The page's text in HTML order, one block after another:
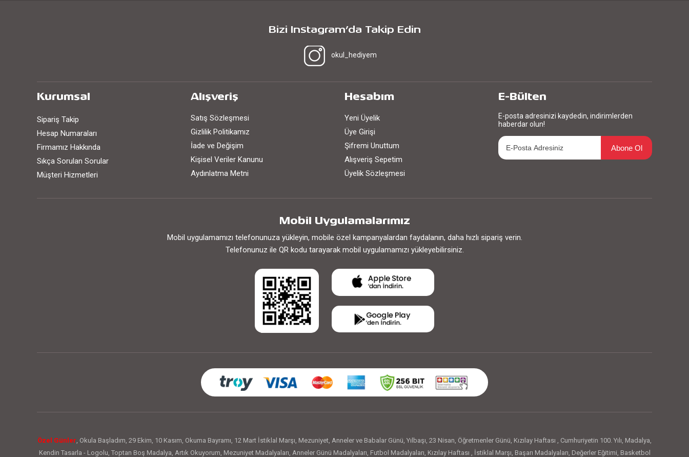
Bizi Instagram’da Takip Edin
okul_hediyem
Kurumsal
Sipariş Takip
Hesap Numaraları
Firmamız Hakkında
Sıkça Sorulan Sorular
Müşteri Hizmetleri
Alışveriş
Satış Sözleşmesi
Gizlilik Politikamız
İade ve Değişim
Kişisel Veriler Kanunu
Aydınlatma Metni
Hesabım
Yeni Üyelik
Üye Girişi
Şifremi Unuttum
Alışveriş Sepetim
Üyelik Sözleşmesi
E-Bülten
E-posta adresinizi kaydedin, indirimlerden
haberdar olun!
Abone Ol
Mobil Uygulamalarımız
Mobil uygulamamızı telefonunuza yükleyin, mobile özel kampanyalardan faydalanın, daha hızlı sipariş verin.
Telefonunuz ile QR kodu tarayarak mobil uygulamamızı yükleyebilirsiniz.
Özel Günler, Okula Başladım, 29 Ekim, 10 Kasım, Okuma Bayramı, 12 Mart İstiklal Marşı, Mezuniyet, Anneler ve Babalar Günü, Yılbaşı, 23 Nisan, Öğretmenler Günü, Kızılay Haftası , Cumhuriyetin 100. Yılı, Madalya,
Kendin Tasarla - Logolu, Toptan Boş Madalya, Artık Okuyorum, Mezuniyet Madalyaları, Anneler Günü Madalyaları, Futbol Madalyaları, Kızılay Haftası , İstiklal Marşı, Başarı Madalyaları, Değerler Eğitimi, Basketbol